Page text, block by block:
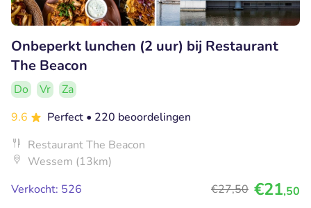
Onbeperkt lunchen (2 uur) bij Restaurant
The Beacon
Do Vr
Za
9.6
Perfect • 220 beoordelingen
Restaurant The Beacon
Wessem (13km)
Verkocht: 526
€27,50 €21,50